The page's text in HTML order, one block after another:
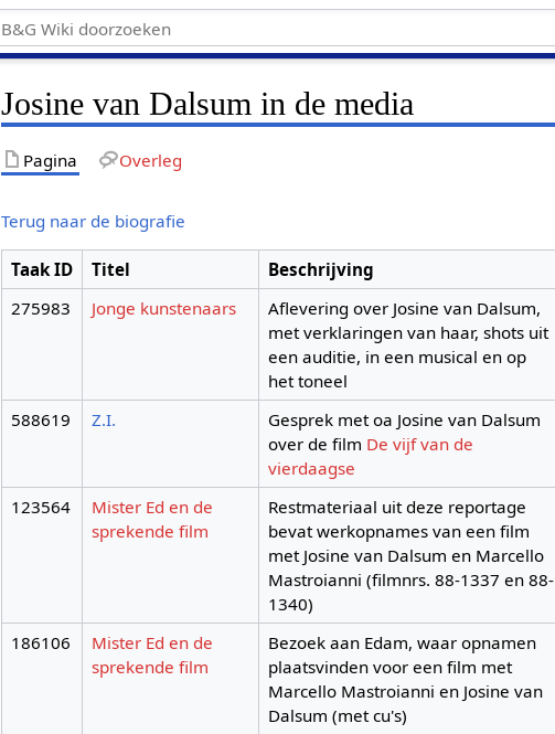
Josine van Dalsum in de media
Pagina Overleg
Terug naar de biografie
Taak ID Titel Beschrijving
275983
Jonge kunstenaars
Aflevering over Josine van Dalsum,
met verklaringen van haar, shots uit
een auditie, in een musical en op
het toneel
588619 Z.I.
Gesprek met oa Josine van Dalsum
over de film De vijf van de
vierdaagse
123564
Mister Ed en de
sprekende film
Restmateriaal uit deze reportage
bevat werkopnames van een film
met Josine van Dalsum en Marcello
Mastroianni (filmnrs. 88-1337 en 88-
1340)
186106
Mister Ed en de
sprekende film
Bezoek aan Edam, waar opnamen
plaatsvinden voor een film met
Marcello Mastroianni en Josine van
Dalsum (met cu's)